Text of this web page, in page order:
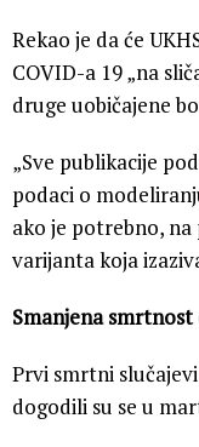
Rekao je da će
COVID-a 19 „na
druge uobičajene
„Sve publikacije
podaci o
ako je potrebno,
varijanta koja
Smanjena smrtnost
Prvi smrtni
dogodili su se u